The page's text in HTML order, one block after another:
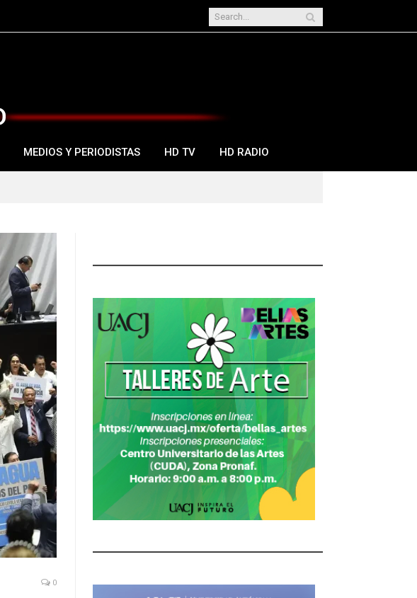
MEDIOS Y PERIODISTAS HD TV HD RADIO
0